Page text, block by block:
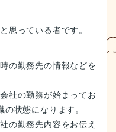
思っている者です。
の勤務先の情報などを
社の勤務が始まってお
状態になります。
の勤務先内容をお伝え